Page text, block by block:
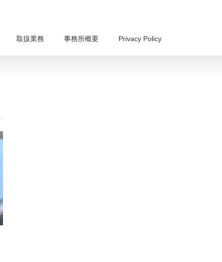
取扱業務 事務所概要 Privacy Policy